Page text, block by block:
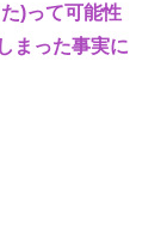
)って可能性
まった事実に